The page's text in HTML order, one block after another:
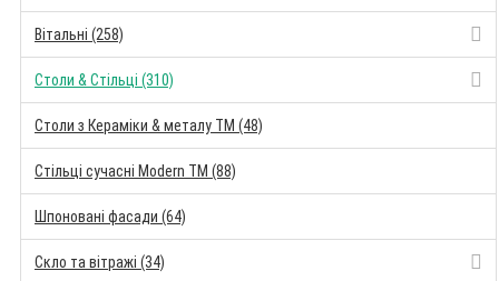
Вітальні (258)
Столи & Стільці (310)
Столи з Кераміки & металу TM (48)
Стільці сучасні Modern TM (88)
Шпоновані фасади (64)
Скло та вітражі (34)